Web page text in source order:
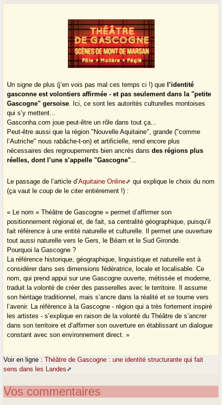
Un signe de plus (j’en vois pas mal ces temps ci !) que l’identité
gasconne est volontiers affirmée - et pas seulement dans la "petite
Gascogne" gersoise. Ici, ce sont les autorités culturelles montoises
qui s’y mettent...
Gasconha.com joue peut-être un rôle dans tout ça...
Peut-être aussi que la région "Nouvelle Aquitaine", grande ("comme
l’Autriche" nous rabâche-t-on) et artificielle, rend encore plus
nécessaires des regroupements bien ancrés dansdes régions plus
réelles, dont l’une s’appelle "Gascogne"...
Le passage de l’article d’Aquitaine Online
qui explique le choix du nom
(ça vaut le coup de le citer entièrement !) :
« Le nom « Théâtre de Gascogne » permet d’affirmer son
positionnement régional et, de fait, sa centralité géographique, puisqu’il
fait référence à une entité naturelle et culturelle. Il permet une ouverture
tout aussi naturelle vers le Gers, le Béarn et le Sud Gironde.
Pourquoi la Gascogne ?
La référence historique, géographique, linguistique et naturelle est à
considérer dans ses dimensions fédératrice, locale et localisable. Ce
nom, qui prend appui sur une Gascogne ouverte, métissée et moderne,
traduit la volonté de créer des passerelles avec le territoire. Il assume
son héritage traditionnel, mais s’ancre dans la réalité et se tourne vers
l’avenir. La référence à la Gascogne - région qui a très fortement inspiré
les artistes - s’explique en raison de la volonté du Théâtre de s’ancrer
dans son territoire et d’affirmer son ouverture en établissant un dialogue
constant avec son environnement direct. »
Voir en ligne :Théâtre de Gascogne : une identité structurante qui fait
sens dans les Landes
Vos commentaires